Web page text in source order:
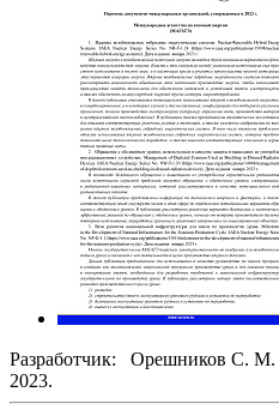
Разработчик: Орешников С. М.
2023.